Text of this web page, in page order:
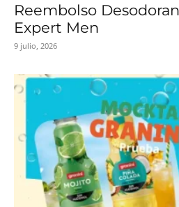
Reembolso
Expert Men
9 julio, 2026